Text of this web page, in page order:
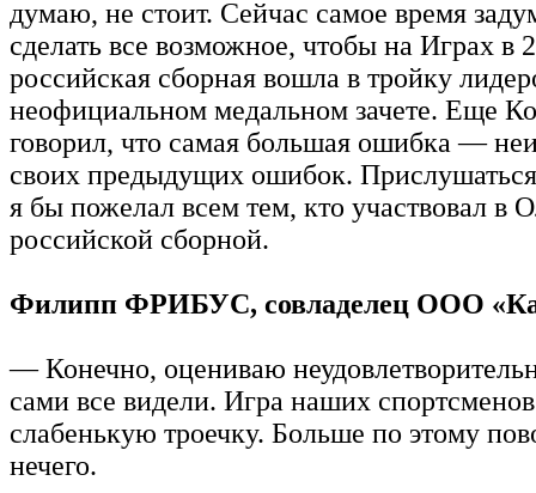
думаю, не стоит. Сейчас самое время
сделать все возможное, чтобы на Играх в
российская сборная вошла в тройку
неофициальном медальном зачете. Еще
говорил, что самая большая ошибка —
своих предыдущих ошибок.
я бы пожелал всем тем, кто участвовал в
российской сборной.
Филипп ФРИБУС, совладелец ООО
— Конечно, оцениваю
сами все видели. Игра наших
слабенькую троечку. Больше по этому
нечего.